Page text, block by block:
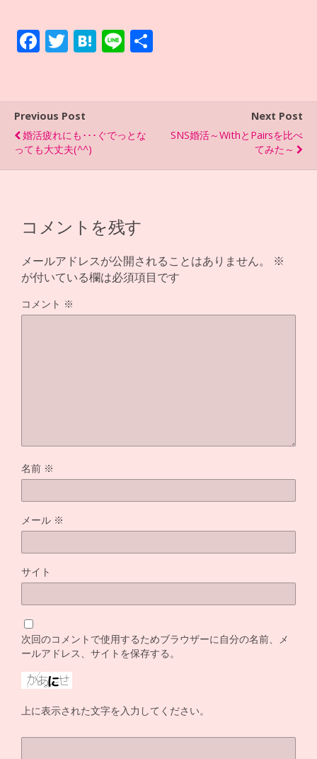
F
b
o
o
k
T
er
H
n
a
Li
Previous Post
婚活疲れにも･･･ぐでっとな
っても大丈夫(^^)
Next Post
SNS婚活～WithとPairsを比べ
てみた～
コメントを残す
メールアドレスが公開されることはありません。
※
が付いている欄は必須項目です
コメント ※
名前 ※
メール ※
サイト
次回のコメントで使用するためブラウザーに自分の名前、メ
ールアドレス、サイトを保存する。
上に表示された文字を入力してください。